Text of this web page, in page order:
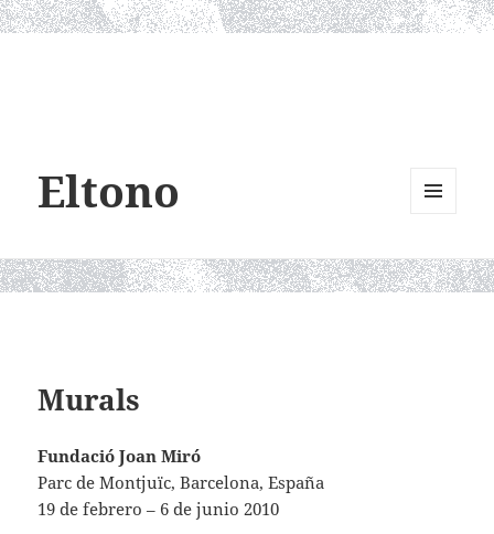
Eltono
WIDGETS
Murals
Fundació Joan Miró
Parc de Montjuïc, Barcelona, España
19 de febrero – 6 de junio 2010